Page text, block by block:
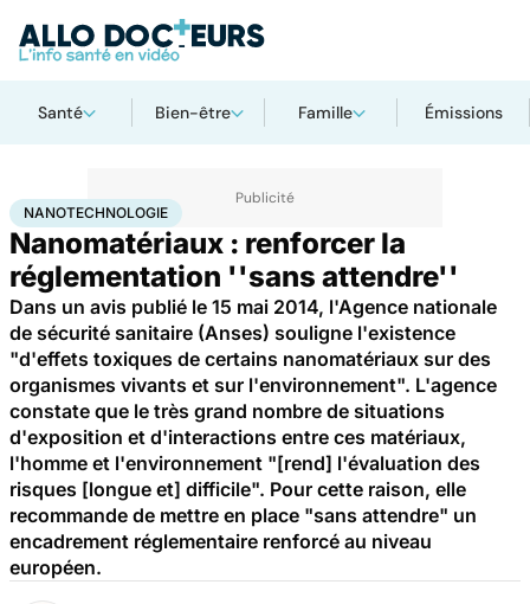
Santé Bien-être Famille Émissions
AccueilSantéNanotechnologie
NANOTECHNOLOGIE
Nanomatériaux : renforcer la
réglementation ''sans attendre''
Dans un avis publié le 15 mai 2014, l'Agence nationale
de sécurité sanitaire (Anses) souligne l'existence
"d'effets toxiques de certains nanomatériaux sur des
organismes vivants et sur l'environnement". L'agence
constate que le très grand nombre de situations
d'exposition et d'interactions entre ces matériaux,
l'homme et l'environnement "[rend] l'évaluation des
risques [longue et] difficile". Pour cette raison, elle
recommande de mettre en place "sans attendre" un
encadrement réglementaire renforcé au niveau
européen.